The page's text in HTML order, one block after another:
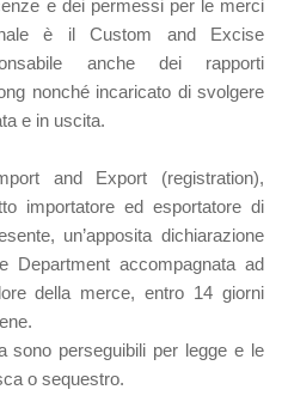
e dei permessi per le merci
è il Custom and Excise
anche dei rapporti
nonché incaricato di svolgere
e in uscita.
and Export (registration),
importatore ed esportatore di
un’apposita dichiarazione
Department accompagnata ad
della merce, entro 14 giorni
sono perseguibili per legge e le
o sequestro.